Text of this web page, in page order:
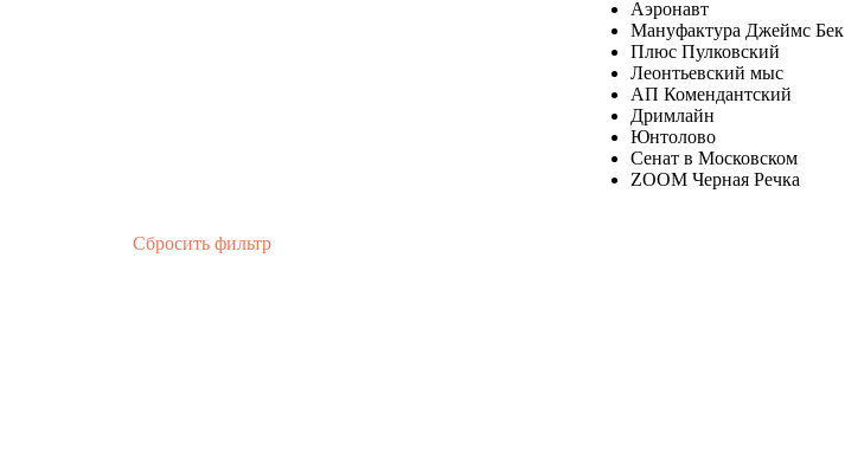
Аэронавт
Мануфактура Джеймс Бек
Плюс Пулковский
Леонтьевский мыс
АП Комендантский
Дримлайн
Юнтолово
Сенат в Московском
ZOOM Черная Речка
Сбросить фильтр